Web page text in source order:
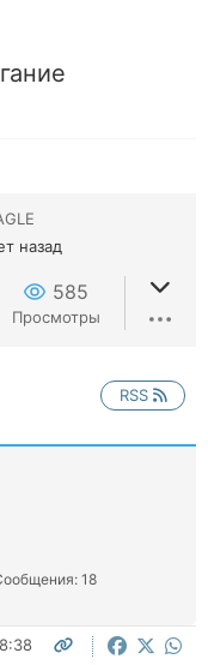
назад
585
Просмотры
RSS
18